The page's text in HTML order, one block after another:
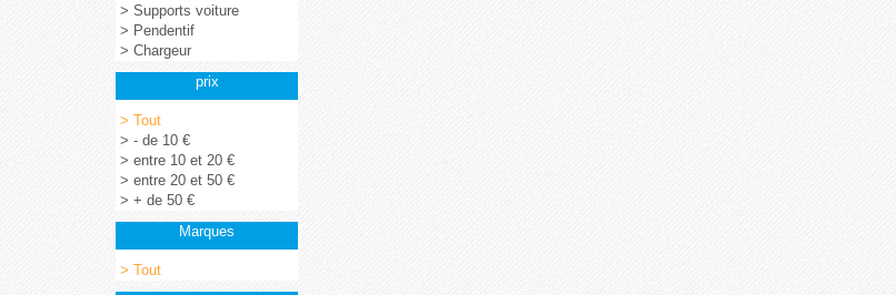
> Supports voiture
> Pendentif
> Chargeur
prix
> Tout
> - de 10 €
> entre 10 et 20 €
> entre 20 et 50 €
> + de 50 €
Marques
> Tout